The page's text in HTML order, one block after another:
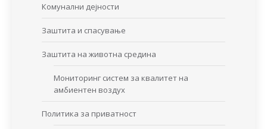
Комунални дејности
Заштита и спасување
Заштита на животна средина
Мониторинг систем за квалитет на
амбиентен воздух
Политика за приватност